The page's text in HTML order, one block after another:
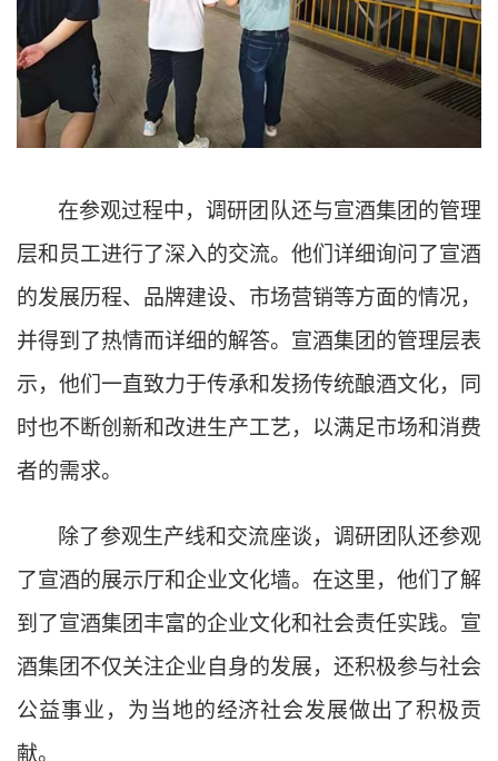
在参观过程中，调研团队还与宣酒集团的管理
层和员工进行了深入的交流。他们详细询问了宣酒
的发展历程、品牌建设、市场营销等方面的情况，
并得到了热情而详细的解答。宣酒集团的管理层表
示，他们一直致力于传承和发扬传统酿酒文化，同
时也不断创新和改进生产工艺，以满足市场和消费
者的需求。
除了参观生产线和交流座谈，调研团队还参观
了宣酒的展示厅和企业文化墙。在这里，他们了解
到了宣酒集团丰富的企业文化和社会责任实践。宣
酒集团不仅关注企业自身的发展，还积极参与社会
公益事业，为当地的经济社会发展做出了积极贡
献。